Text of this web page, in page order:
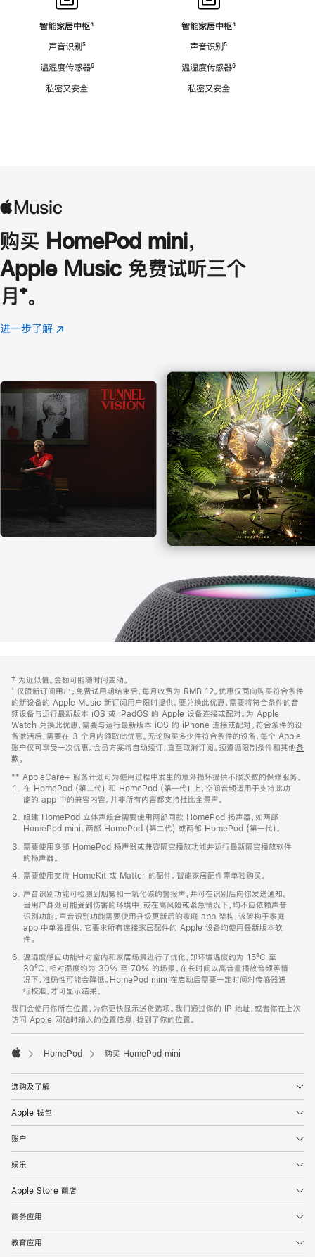
智能家居中枢脚
⁴
声音识别脚
⁵
温湿度传感器脚
⁶
私密又安全
智能家居中枢脚
⁴
声音识别脚
⁵
温湿度传感器脚
⁶
私密又安全
购买 HomePod mini，
Apple Music 免费试听三个
月 脚
注
⁺。
进一步了解 Apple
(在
口
中
打
开)
页
页
脚
注
‡ 为近似值。金额可能随时间变动。
⁺ 仅限新订阅用户。免费试用期结束后，每月收费为 RMB 12。优惠仅面向购买符合条件
的新设备的 Apple Music 新订阅用户限时提供。要兑换此优惠，需要将符合条件的音
频设备与运行最新版本 iOS 或 iPadOS 的 Apple 设备连接或配对。为 Apple
Watch 兑换此优惠，需要与运行最新版本 iOS 的 iPhone 连接或配对。符合条件的设
备激活后，需要在 3 个月内领取此优惠。无论购买多少件符合条件的设备，每个 Apple
账户仅可享受一次优惠。会员方案将自动续订，直至取消订阅。须遵循限制条件和其他条
款。
窗
口
中
打
开)
** AppleCare+ 服务计划可为使用过程中发生的意外损坏提供不限次数的保修服务。
在 HomePod (第二代) 和 HomePod (第一代) 上，空间音频适用于支持此功
能的 app 中的兼容内容。并非所有内容都支持杜比全景声。
组建 HomePod 立体声组合需要使用两部同款 HomePod 扬声器，如两部
HomePod mini、两部 HomePod (第二代) 或两部 HomePod (第一代)。
需要使用多部 HomePod 扬声器或兼容隔空播放功能并运行最新隔空播放软件
的扬声器。
需要使用支持 HomeKit 或 Matter 的配件。智能家居配件需单独购买。
声音识别功能可检测到烟雾和一氧化碳的警报声，并可在识别后向你发送通知。
当用户身处可能受到伤害的环境中，或在高风险或紧急情况下，均不应依赖声音
识别功能。声音识别功能需要使用升级更新后的家庭 app 架构，该架构于家庭
app 中单独提供。它要求所有连接家居配件的 Apple 设备均使用最新版本软
件。
温湿度感应功能针对室内和家居场景进行了优化，即环境温度约为 15ºC 至
30ºC、相对湿度约为 30% 至 70% 的场景。在长时间以高音量播放音频等情
况下，准确性可能会降低。HomePod mini 在启动后需要一定时间对传感器进
行校准，才可显示结果。
我们会使用你所在位置，为你更快显示送货选项。我们通过你的 IP 地址，或者你在上次
访问 Apple 网站时输入的位置信息，找到了你的位置。
HomePod 购买 HomePod mini
选购及了解
Apple 钱包
账户
娱乐
Apple Store 商店
商务应用
教育应用